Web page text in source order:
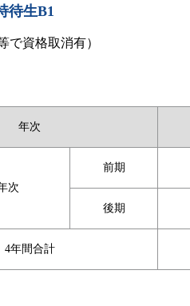
待生B1
で資格取消有）
年次
次
前期
後期
4年間合計